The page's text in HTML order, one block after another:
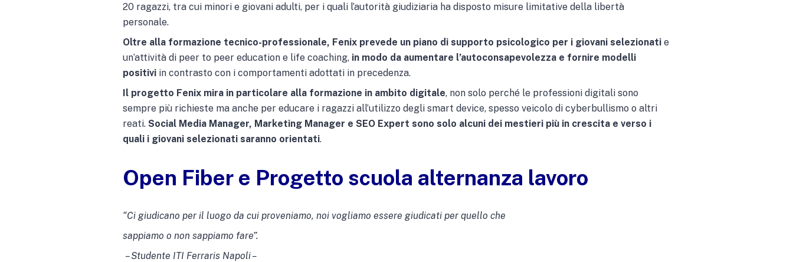
20 ragazzi, tra cui minori e giovani adulti, per i quali l’autorità giudiziaria ha disposto misure limitative della libertà
personale.
Oltre alla formazione tecnico-professionale, Fenix prevede un piano di supporto psicologico per i giovani selezionati e
un’attività di peer to peer education e life coaching, in modo da aumentare l’autoconsapevolezza e fornire modelli
positivi in contrasto con i comportamenti adottati in precedenza.
Il progetto Fenix mira in particolare alla formazione in ambito digitale, non solo perché le professioni digitali sono
sempre più richieste ma anche per educare i ragazzi all’utilizzo degli smart device, spesso veicolo di cyberbullismo o altri
reati. Social Media Manager, Marketing Manager e SEO Expert sono solo alcuni dei mestieri più in crescita e verso i
quali i giovani selezionati saranno orientati.
Open Fiber e Progetto scuola alternanza lavoro
“Ci giudicano per il luogo da cui proveniamo, noi vogliamo essere giudicati per quello che
sappiamo o non sappiamo fare”.
– Studente ITI Ferraris Napoli –